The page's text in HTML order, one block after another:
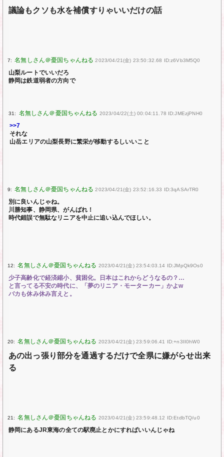
議論もクソも水を補償すりゃいいだけの話
7: 2023/04/21(金) 23:50:32.68 ID:z6Vb3M5Q0
山梨ルートでいいだろ
静岡は鉄道弱者の方向で
31: 2023/04/22(土) 00:04:11.78 ID:JMEzjPNH0
>>7
それな
山岳エリアの山梨長野に繁栄が移動するしいいこと
9: 2023/04/21(金) 23:52:16.33 ID:3qASArTR0
別に良いんじゃね。
川勝知事、静岡県、がんばれ！
時代錯誤で無駄なリニアを中止に追い込んでほしい。
12: 2023/04/21(金) 23:54:03.14 ID:JMpQk9Os0
少子高齢化で経済縮小、貧困化。日本はこれからどうなるの？…
と言ってる不安の時代に、「夢のリニア・モーターカー」かよw
バカも休み休み言えと。
20: 2023/04/21(金) 23:59:06.41 ID:+n3II0hW0
あの出っ張り部分を通過するだけで全県に嫌がらせ出来
る
21: 2023/04/21(金) 23:59:48.12 ID:EtdbTQ/u0
静岡にあるJR東海の全ての駅廃止とかにすればいいんじゃね